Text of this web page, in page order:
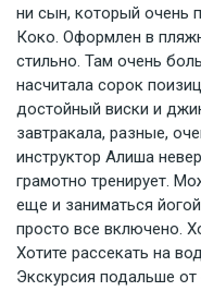
ни сын, который очень
Коко. Оформлен в
стильно. Там очень
насчитала сорок
достойный виски и
завтракала, разные,
инструктор Алиша
грамотно тренирует.
еще и заниматься
просто все включено.
Хотите рассекать на
Экскурсия подальше